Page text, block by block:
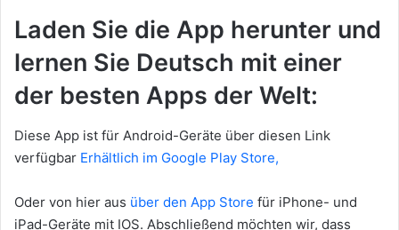
Laden Sie die App herunter und
lernen Sie Deutsch mit einer
der besten Apps der Welt:
Diese App ist für Android-Geräte über diesen Link
verfügbar Erhältlich im Google Play Store,
Oder von hier aus über den App Store für iPhone- und
iPad-Geräte mit IOS. Abschließend möchten wir, dass